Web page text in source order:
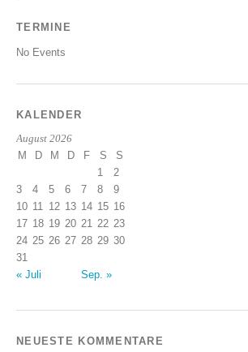
TERMINE
No Events
KALENDER
August 2026
M D M D F S
S
1
2
3
4 5 6 7 8
9
10 11 12 13 14 15 16
17 18 19 20 21 22 23
24 25 26 27 28 29 30
31
« Juli
Sep. »
NEUESTE KOMMENTARE